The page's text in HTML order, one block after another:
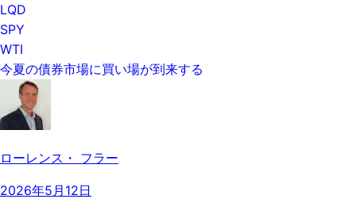
LQD
SPY
WTI
今夏の債券市場に買い場が到来する
ローレンス・ フラー
2026年5月12日